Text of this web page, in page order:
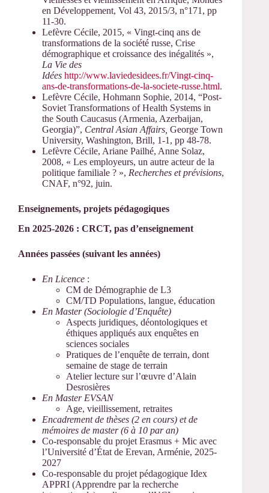
en Développement, Vol 43, 2015/3, n°171, pp
11-30.
Lefèvre Cécile, 2015, « Vingt-cinq ans de
transformations de la société russe, Crise
démographique et croissance des inégalités »,
La Vie des
Idées http://www.laviedesidees.fr/Vingt-cinq-
ans-de-transformations-de-la-societe-russe.html.
Lefèvre Cécile, Hohmann Sophie, 2014, “Post-
Soviet Transformations of Health Systems in
the South Caucasus (Armenia, Azerbaijan,
Georgia)”, Central Asian Affairs, George Town
University, Washington, Brill, 1-1, pp 48-78.
Lefèvre Cécile, Ariane Pailhé, Anne Solaz,
2008, « Les employeurs, un autre acteur de la
politique familiale ? », Recherches et prévisions,
CNAF, n°92, juin.
Enseignements, projets pédagogiques
En 2025-2026 : CRCT, pas d’enseignement
Années passées (suivant les années)
En Licence :
CM de Démographie de L3
CM/TD Populations, langue, éducation
En Master (Sociologie d’Enquête)
Aspects juridiques, déontologiques et
éthiques appliqués aux enquêtes en
sciences sociales
Pratiques de l’enquête de terrain, dont
semaine de stage de terrain
Atelier lecture sur l’œuvre d’Alain
Desrosières
En Master EVSAN
Age, vieillissement, retraites
Encadrement de thèses (2 en cours) et de
mémoires de master (6 à 10 par an)
Co-responsable du projet Erasmus + Mic avec
l’Université d’État de Erevan, Arménie, 2025-
2027
Co-responsable du projet pédagogique Idex
APPRI (Apprendre par la recherche